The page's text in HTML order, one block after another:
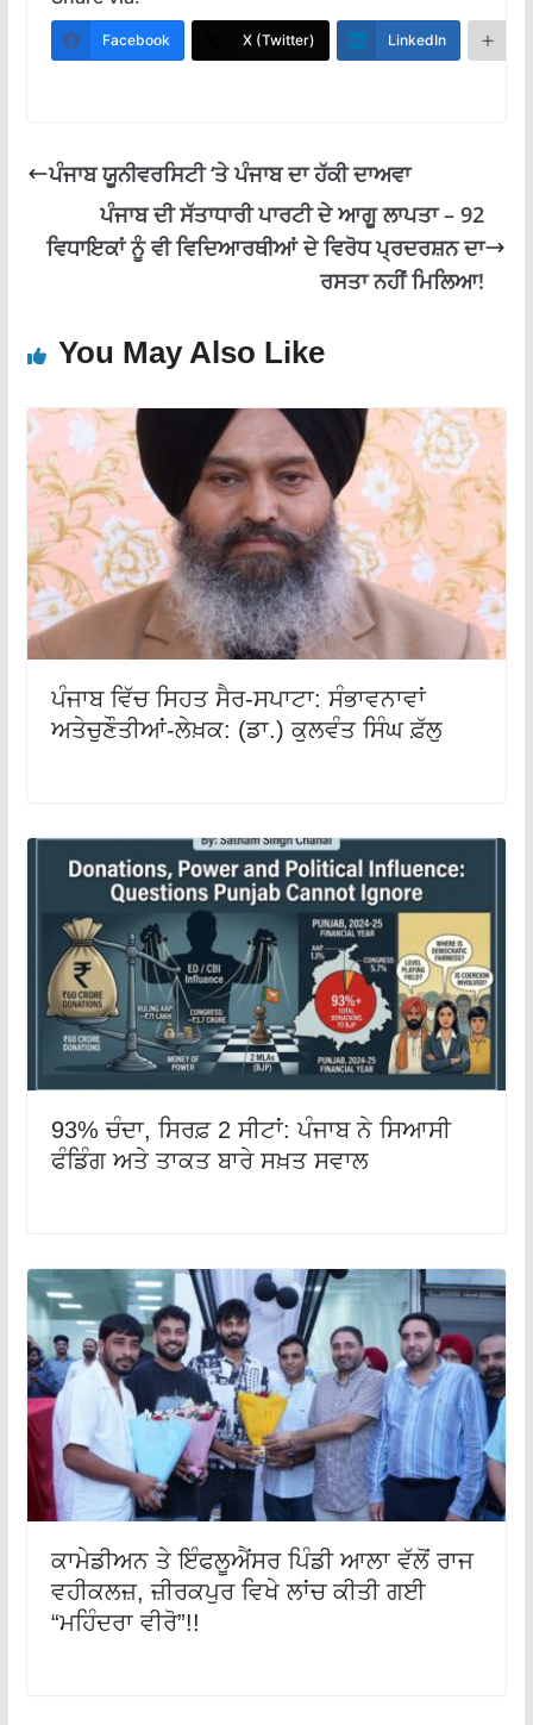
b
k
s
p
gr l e
Facebook X (Twitter) LinkedIn
ਪੰਜਾਬ ਯੂਨੀਵਰਸਿਟੀ ‘ਤੇ ਪੰਜਾਬ ਦਾ ਹੱਕੀ ਦਾਅਵਾ
ਪੰਜਾਬ ਦੀ ਸੱਤਾਧਾਰੀ ਪਾਰਟੀ ਦੇ ਆਗੂ ਲਾਪਤਾ – 92
ਵਿਧਾਇਕਾਂ ਨੂੰ ਵੀ ਵਿਦਿਆਰਥੀਆਂ ਦੇ ਵਿਰੋਧ ਪ੍ਰਦਰਸ਼ਨ ਦਾ
ਰਸਤਾ ਨਹੀਂ ਮਿਲਿਆ!
You May Also Like
ਪੰਜਾਬ ਵਿੱਚ ਸਿਹਤ ਸੈਰ-ਸਪਾਟਾ: ਸੰਭਾਵਨਾਵਾਂ
ਅਤੇਚੁਣੌਤੀਆਂ-ਲੇਖ਼ਕ: (ਡਾ.) ਕੁਲਵੰਤ ਸਿੰਘ ਫ਼ੱਲੁ
93% ਚੰਦਾ, ਸਿਰਫ਼ 2 ਸੀਟਾਂ: ਪੰਜਾਬ ਨੇ ਸਿਆਸੀ
ਫੰਡਿੰਗ ਅਤੇ ਤਾਕਤ ਬਾਰੇ ਸਖ਼ਤ ਸਵਾਲ
ਕਾਮੇਡੀਅਨ ਤੇ ਇੰਫਲੂਐਂਸਰ ਪਿੰਡੀ ਆਲਾ ਵੱਲੋਂ ਰਾਜ
ਵਹੀਕਲਜ਼, ਜ਼ੀਰਕਪੁਰ ਵਿਖੇ ਲਾਂਚ ਕੀਤੀ ਗਈ
“ਮਹਿੰਦਰਾ ਵੀਰੋ”!!